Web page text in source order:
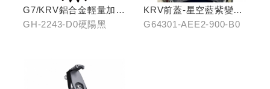
G7/KRV鋁合金輕量加大
齒盤42T-硬陽黑
GH-2243-D0硬陽黑
KRV前蓋-星空藍紫變色
龍
G64301-AEE2-900-B0